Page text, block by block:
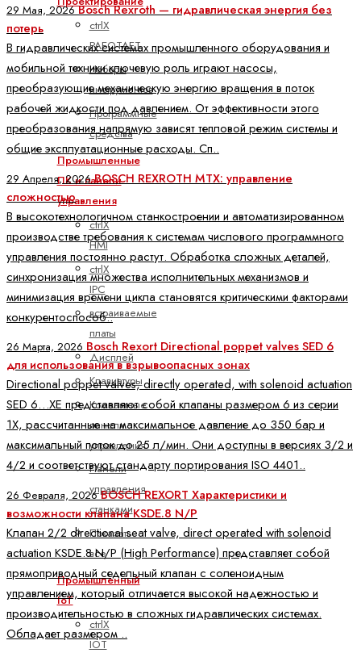
ctrlX
РАБОТАЕТ
Наборы
инструментов
Программные
средства
Промышленные
ПК и панели
управления
ctrlX
HMI
ctrlX
IPC
встраиваемые
платы
Дисплей
Клавиатуры
Компактные
панели
управления
Панели
управления
станками
Показать
все
Промышленный
IoT
ctrlX
IOT
29 Мая, 2026Bosch Rexroth — гидравлическая энергия без
потерь
В гидравлических системах промышленного оборудования и
мобильной техники ключевую роль играют насосы,
преобразующие механическую энергию вращения в поток
рабочей жидкости под давлением. От эффективности этого
преобразования напрямую зависят тепловой режим системы и
общие эксплуатационные расходы. Сп..
29 Апреля, 2026BOSCH REXROTH MTX: управление
сложностью
В высокотехнологичном станкостроении и автоматизированном
производстве требования к системам числового программного
управления постоянно растут. Обработка сложных деталей,
синхронизация множества исполнительных механизмов и
минимизация времени цикла становятся критическими факторами
конкурентоспособ..
26 Марта, 2026 Bosch Rexort Directional poppet valves SED 6
для использования в взрывоопасных зонах
Directional poppet valves, directly operated, with solenoid actuation
SED 6…XE представляют собой клапаны размером 6 из серии
1X, рассчитанные на максимальное давление до 350 бар и
максимальный поток до 25 л/мин. Они доступны в версиях 3/2 и
4/2 и соответствуют стандарту портирования ISO 4401..
26 Февраля, 2026BOSCH REXORT Характеристики и
возможности клапана KSDE.8 N/P
Клапан 2/2 directional seat valve, direct operated with solenoid
actuation KSDE.8 N/P (High Performance) представляет собой
прямоприводный седельный клапан с соленоидным
управлением, который отличается высокой надежностью и
производительностью в сложных гидравлических системах.
Обладает размером ..